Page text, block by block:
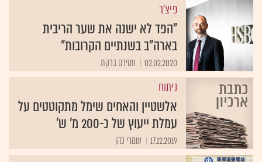
פיצ'ר
"הפד לא ישנה את שער הריבית
בארה"ב בשנתיים הקרובות"
02.02.2020 עמירם ברקת
ניתוח
אלשטיין והאחים שימל מתקוטטים על
עמלת ייעוץ של כ-200 מ' ש'
17.12.2019 עומרי כהן